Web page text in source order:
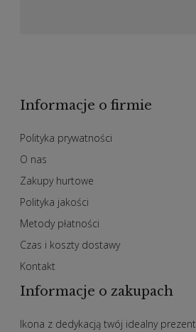
Informacje o firmie
Polityka prywatności
O nas
Zakupy hurtowe
Polityka jakości
Metody płatności
Czas i koszty dostawy
Kontakt
Informacje o zakupach
Ikona z dedykacją twój idealny prezent